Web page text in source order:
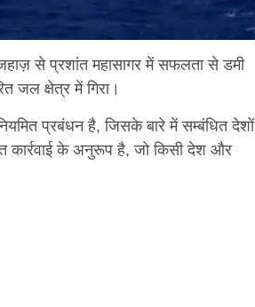
से प्रशांत महासागर में सफलता से डमी
जल क्षेत्र में गिरा।
प्रबंधन है, जिसके बारे में सम्बंधित देशों
कार्रवाई के अनुरूप है, जो किसी देश और